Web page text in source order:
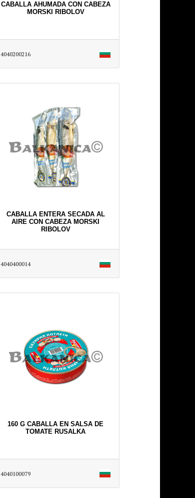
CABALLA AHUMADA CON CABEZA
MORSKI RIBOLOV
4040200216
CABALLA ENTERA SECADA AL
AIRE CON CABEZA MORSKI
RIBOLOV
4040400014
160 G CABALLA EN SALSA DE
TOMATE RUSALKA
4040100079